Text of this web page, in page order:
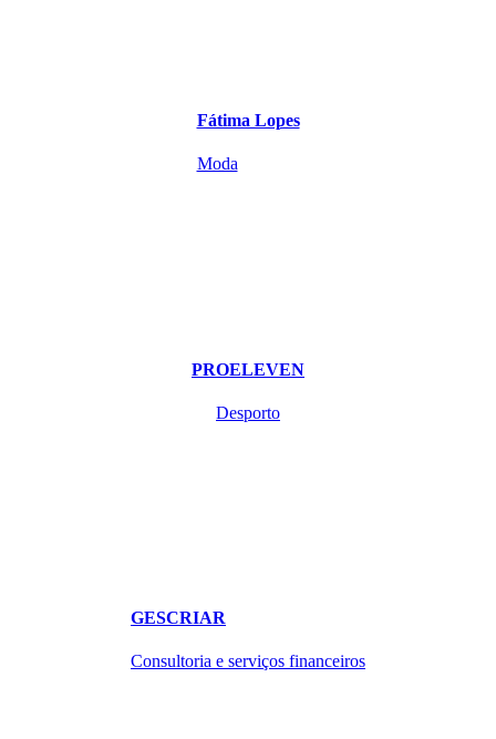
Fátima Lopes
Moda
PROELEVEN
Desporto
GESCRIAR
Consultoria e serviços financeiros